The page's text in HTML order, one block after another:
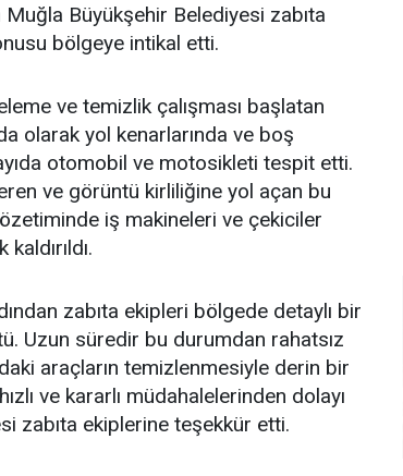
Büyükşehir Belediyesi zabıta
bölgeye intikal etti.
ve temizlik çalışması başlatan
olarak yol kenarlarında ve boş
otomobil ve motosikleti tespit etti.
ve görüntü kirliliğine yol açan bu
iş makineleri ve çekiciler
zabıta ekipleri bölgede detaylı bir
Uzun süredir bu durumdan rahatsız
araçların temizlenmesiyle derin bir
ve kararlı müdahalelerinden dolayı
zabıta ekiplerine teşekkür etti.